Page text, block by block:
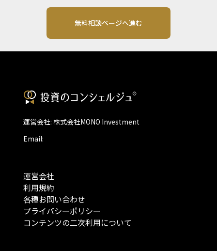
無料相談ページへ進む
運営会社: 株式会社MONO Investment
Email:
運営会社
利用規約
各種お問い合わせ
プライバシーポリシー
コンテンツの二次利用について